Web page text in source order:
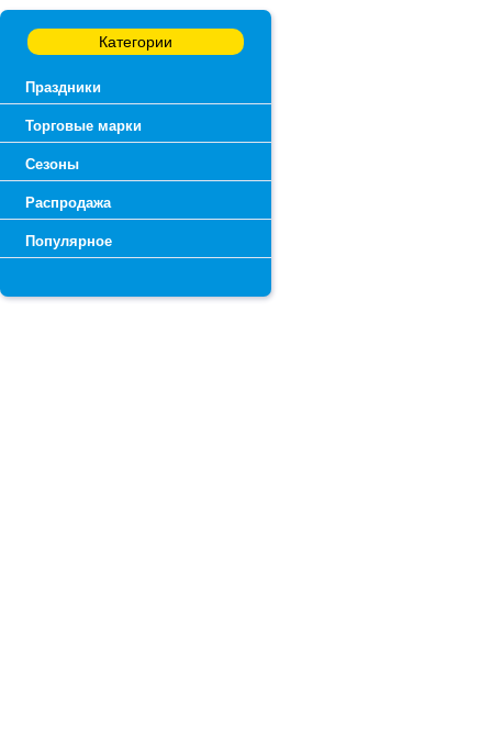
Категории
Праздники
Торговые марки
Сезоны
Распродажа
Популярное